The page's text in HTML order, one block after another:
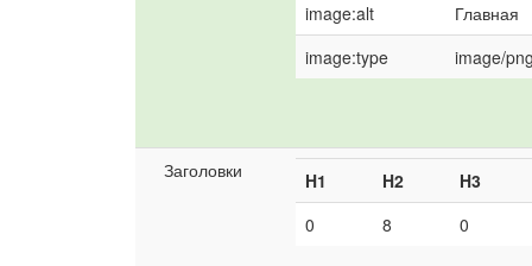
image:alt
Главная
image:type
image/
Заголовки H1 H2
H3
0
8 0